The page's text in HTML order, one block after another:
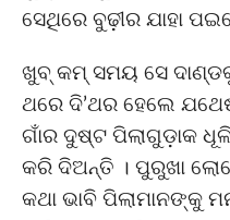
ସେଥିରେ ବୁଢ଼ୀର ଯାହା
ଖୁବ୍ କମ୍ ସମୟ ସେ ଦାଣ୍ଡକୁ
ଥରେ ଦି’ଥର ହେଲେ
ଗାଁର ଦୁଷ୍ଟ ପିଲାଗୁଡ଼ାକ
କରି ଦିଅନ୍ତି । ପୁରୁଖା
କଥା ଭାବି ପିଲାମାନଙ୍କୁ